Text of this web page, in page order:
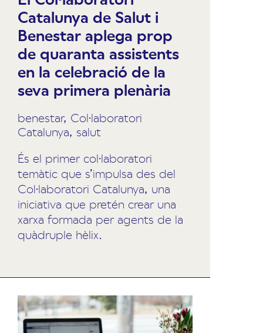
Catalunya de Salut i
Benestar aplega prop
de quaranta assistents
en la celebració de la
seva primera plenària
benestar, Col·laboratori
Catalunya, salut
És el primer col·laboratori
temàtic que s’impulsa des del
Col·laboratori Catalunya, una
iniciativa que pretén crear una
xarxa formada per agents de la
quàdruple hèlix.